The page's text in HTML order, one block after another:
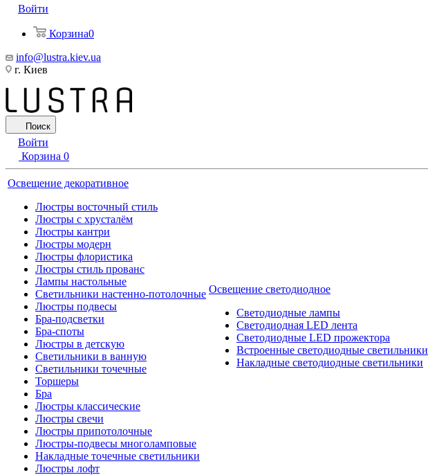
Войти
Корзина0
info@lustra.kiev.ua
г. Киев
Поиск
Войти
Корзина 0
Освещение декоративное
Люстры восточный стиль
Люстры с хрусталём
Люстры кантри
Люстры модерн
Люстры флористика
Люстры стиль прованс
Лампы настольные
Светильники настенно-потолочные
Люстры подвесы
Бра-подсветки
Бра-споты
Люстры в детскую
Светильники в ванную
Светильники точечные
Торшеры
Бра
Люстры классические
Люстры свечи
Люстры припотолочные
Люстры-подвесы многоламповые
Накладные точечные светильники
Люстры лофт
Освещение светодиодное
Светодиодные лампы
Светодиодная LED лента
Светодиодные LED прожектора
Встроенные светодиодные светильники
Накладные светодиодные светильники